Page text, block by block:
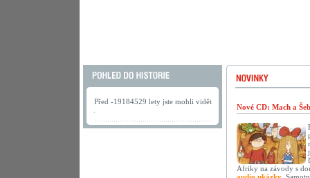
Před -19184529 lety jste mohli vidět
Nové CD: Mach a
Afriky na závody s